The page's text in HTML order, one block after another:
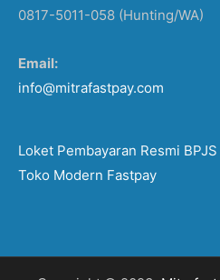
0817-5011-058 (Hunting/WA)
Email:
info@mitrafastpay.com
Loket Pembayaran Resmi
Toko Modern Fastpay